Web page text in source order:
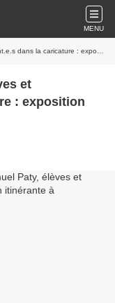
MENU
: exposition itinérante à louer/imprimer
et
: exposition